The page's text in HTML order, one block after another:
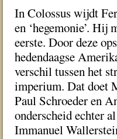
In Colossus wijdt
en ‘hegemonie’. Hij
eerste. Door deze
hedendaagse
verschil tussen het
imperium. Dat doet
Paul Schroeder en
onderscheid echter
Immanuel